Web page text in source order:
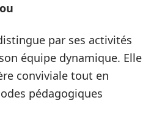
par ses activités
équipe dynamique. Elle
conviviale tout en
pédagogiques